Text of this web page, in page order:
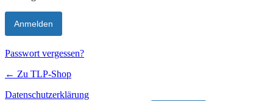
Passwort vergessen?
← Zu TLP-Shop
Datenschutzerklärung